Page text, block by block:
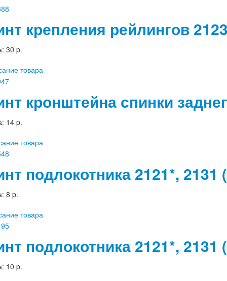
крепления рейлингов
30 p.
товара
кронштейна спинки
14 p.
товара
подлокотника 2121*, 2131
8 p.
товара
подлокотника 2121*, 2131
10 p.